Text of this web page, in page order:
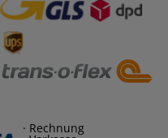
· Rechnung
· Vorkasse
· Rechnung